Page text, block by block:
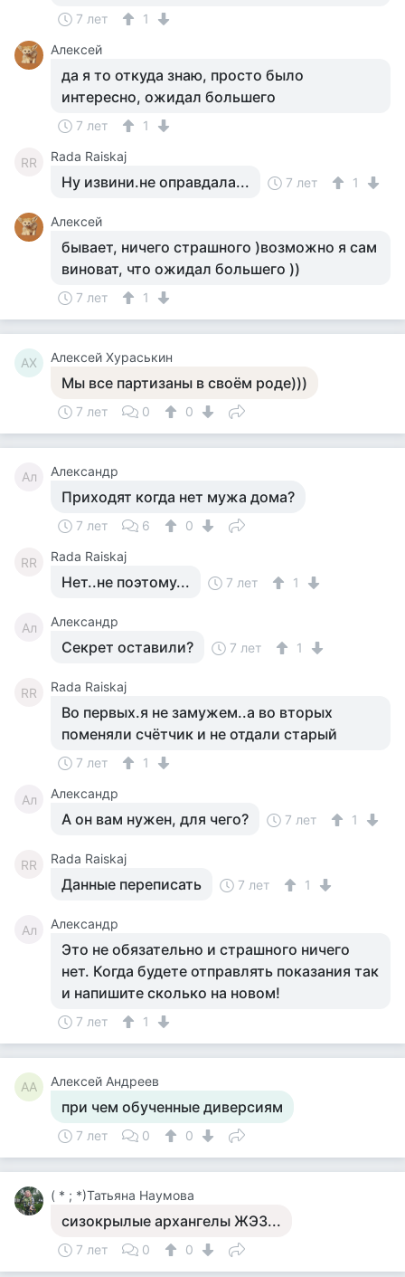
7 лет
1
Алексей
да я то откуда знаю, просто было
интересно, ожидал большего
7 лет 1
RR Rada Raiskaj
Ну извини.не оправдала... 7 лет 1
Алексей
бывает, ничего страшного )возможно я сам
виноват, что ожидал большего ))
7 лет 1
АХ Алексей Хураськин
Мы все партизаны в своём роде)))
7 лет 0 0
Ал Александр
Приходят когда нет мужа дома?
7 лет 6 0
RR Rada Raiskaj
Нет..не поэтому... 7 лет 1
Ал Александр
Секрет оставили? 7 лет 1
RR Rada Raiskaj
Во первых.я не замужем..а во вторых
поменяли счётчик и не отдали старый
7 лет 1
Ал Александр
А он вам нужен, для чего? 7 лет 1
RR Rada Raiskaj
Данные переписать 7 лет 1
Ал Александр
Это не обязательно и страшного ничего
нет. Когда будете отправлять показания так
и напишите сколько на новом!
7 лет 1
АА Алексей Андреев
при чем обученные диверсиям
7 лет 0 0
( * ; *)Татьяна Наумова
сизокрылые архангелы ЖЭЗ...
7 лет 0 0